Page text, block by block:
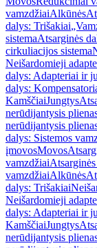
vamzdžiaiAlkūnės
dalys: Trišakiai
sistemaAtsarginės
cirkuliacijos sistema
Neišardomieji
dalys: Adapteriai ir
dalys:
KamščiaiJungtys
nerūdijantysis
nerūdijantysis
dalys: Sistemos
įmovosMovos
vamzdžiai
vamzdžiaiAlkūnės
dalys: Trišakiai
Neišardomieji
dalys: Adapteriai ir
KamščiaiJungtys
nerūdijantysis